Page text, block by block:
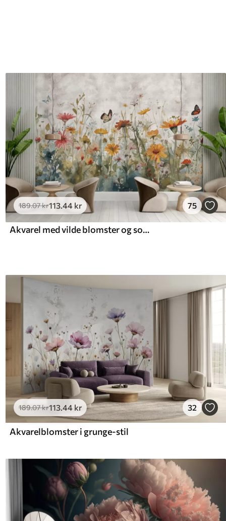
189.07kr113.44 kr 75
Akvarel med vilde blomster og sommerfugle
189.07kr113.44 kr 32
Akvarelblomster i grunge-stil